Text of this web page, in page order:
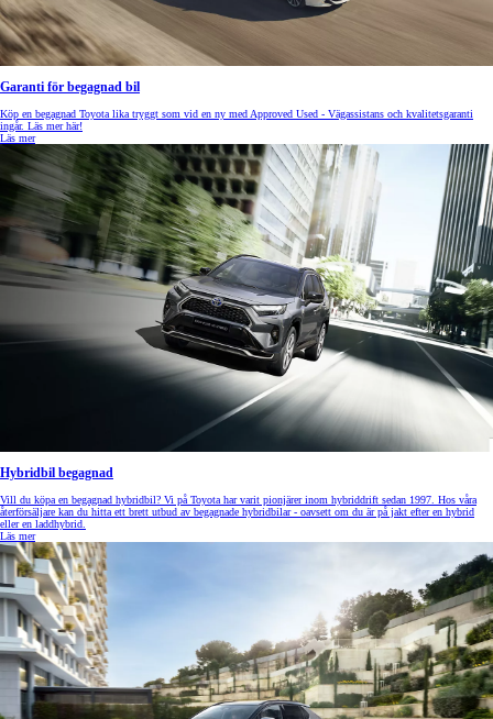
Garanti för begagnad bil
Köp en begagnad Toyota lika tryggt som vid en ny med Approved Used - Vägassistans och kvalitetsgaranti
ingår. Läs mer här!
Läs mer
Hybridbil begagnad
Vill du köpa en begagnad hybridbil? Vi på Toyota har varit pionjärer inom hybriddrift sedan 1997. Hos våra
återförsäljare kan du hitta ett brett utbud av begagnade hybridbilar - oavsett om du är på jakt efter en hybrid
eller en laddhybrid.
Läs mer